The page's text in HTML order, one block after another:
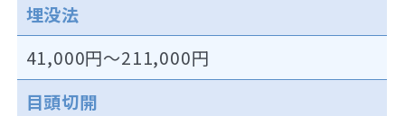
埋没法
41,000円～211,000円
目頭切開